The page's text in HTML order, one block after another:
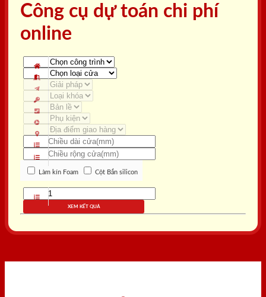
Công cụ dự toán chi phí
online
Làm kín Foam Cột Bắn silicon
XEM KẾT QUẢ